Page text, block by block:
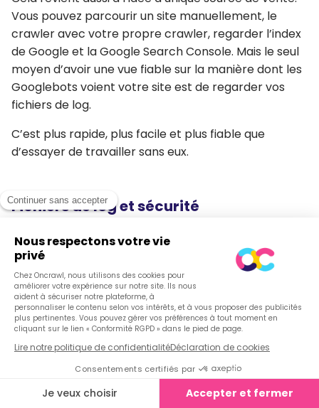
Vous pouvez parcourir un site manuellement, le
crawler avec votre propre crawler, regarder l’index
de Google et la Google Search Console. Mais le seul
moyen d’avoir une vue fiable sur la manière dont les
Googlebots voient votre site est de regarder vos
fichiers de log.
C’est plus rapide, plus facile et plus fiable que
d’essayer de travailler sans eux.
Fichiers de log et sécurité
Les fichiers de log ne posent pas de questions de
sécurité, particulièrement parce que les SEOs n’ont
pas besoin d’accéder à votre serveur pour les
analyser : ils peuvent être fournis par quelqu’un de
votre entreprise.
Vos fichiers de log doivent seulement montrer des
choses auxquelles le Googlebot et les utilisateurs
accèdent : ces éléments sont déjà accessibles
publiquement. Donc il n’y a pas de soucis de sécurité